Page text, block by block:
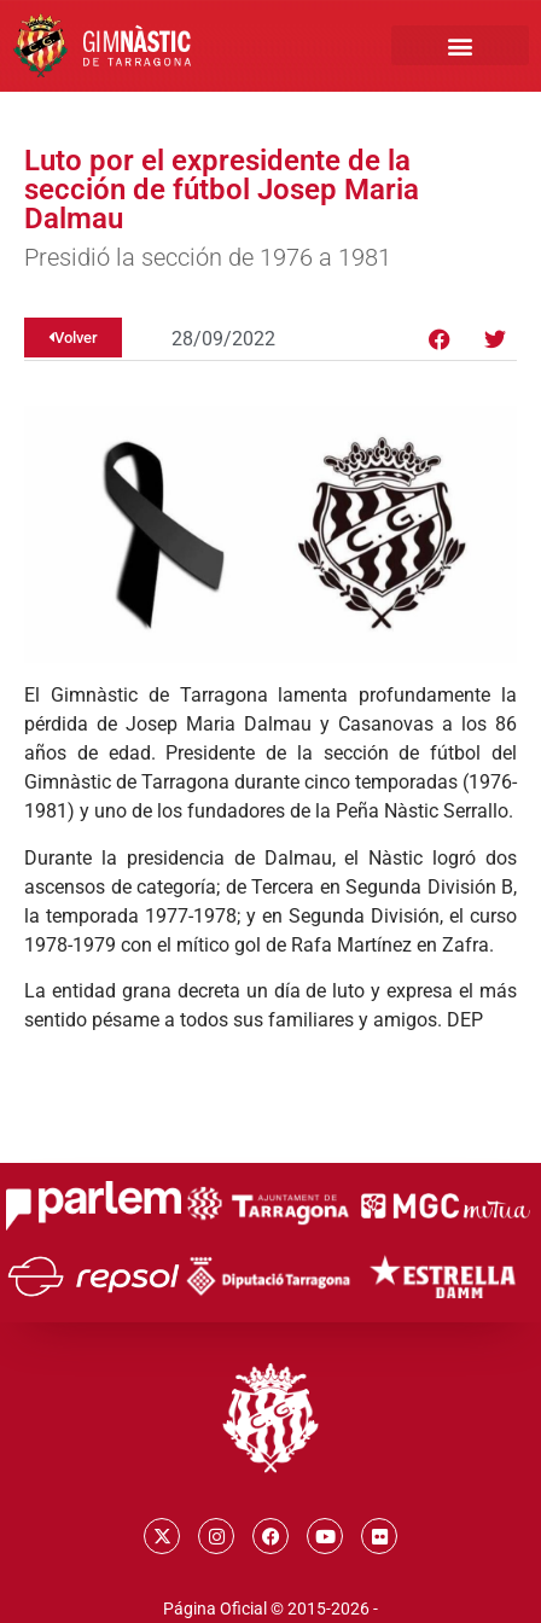
Luto por el expresidente de la
sección de fútbol Josep Maria
Dalmau
Presidió la sección de 1976 a 1981
Volver 28/09/2022
El Gimnàstic de Tarragona lamenta profundamente la
pérdida de Josep Maria Dalmau y Casanovas a los 86
años de edad. Presidente de la sección de fútbol del
Gimnàstic de Tarragona durante cinco temporadas (1976-
1981) y uno de los fundadores de la Peña Nàstic Serrallo.
Durante la presidencia de Dalmau, el Nàstic logró dos
ascensos de categoría; de Tercera en Segunda División B,
la temporada 1977-1978; y en Segunda División, el curso
1978-1979 con el mítico gol de Rafa Martínez en Zafra.
La entidad grana decreta un día de luto y expresa el más
sentido pésame a todos sus familiares y amigos. DEP
Página Oficial © 2015-2026 -